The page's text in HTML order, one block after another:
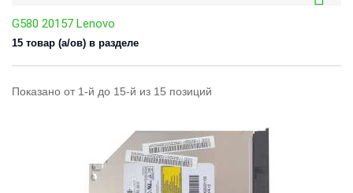
G580 20157 Lenovo
15 товар (а/ов) в разделе
Показано от 1-й до 15-й из 15 позиций